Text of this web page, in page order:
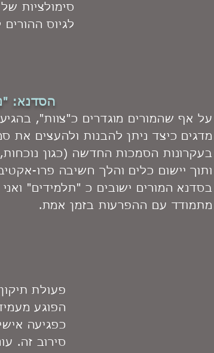
סימולציות
לגיוס
הסדנא:
על אף שהמורים מוגדרים כ"צוות",
מדגים כיצד ניתן להבנות ולהעצים את
בעקרונות הסמכות החדשה (כגון
ותוך יישום כלים והלך חשיבה פרו-
בסדנא המורים ישובים כ "תלמידים"
מתמודד עם ההפרעות בזמן אמת.
פעולת
הפוגע
כפגיעה
סירוב זה.